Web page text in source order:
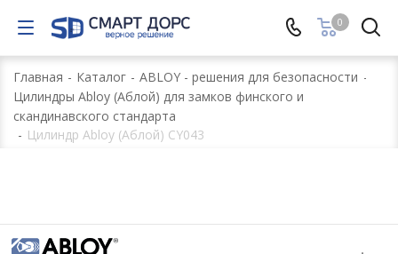
0
Главная - Каталог - ABLOY - решения для безопасности -
Цилиндры Abloy (Аблой) для замков финского и
скандинавского стандарта
- Цилиндр Abloy (Аблой) CY043